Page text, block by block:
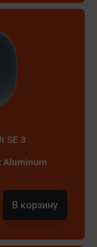
SE 3
Aluminum
В корзину